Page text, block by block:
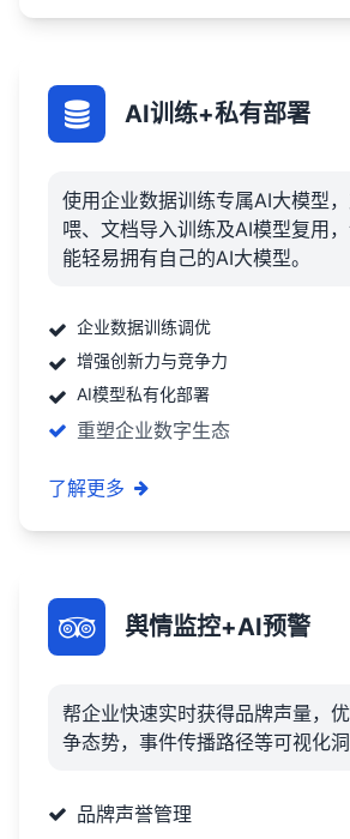
AI训练+私有部署
使用企业数据训练专属AI大模型
喂、文档导入训练及AI模型复用
能轻易拥有自己的AI大模型。
企业数据训练调优
增强创新力与竞争力
AI模型私有化部署
重塑企业数字生态
了解更多
舆情监控+AI预警
帮企业快速实时获得品牌声量，
争态势，事件传播路径等可视化洞
品牌声誉管理